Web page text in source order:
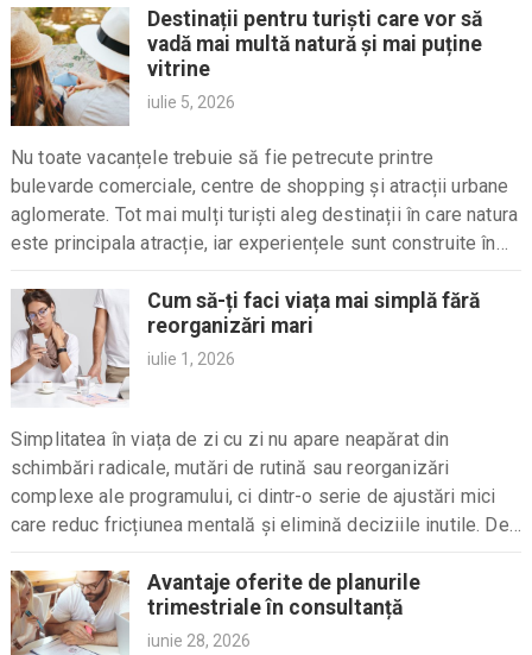
Destinații pentru turiști care vor să
vadă mai multă natură și mai puține
vitrine
iulie 5, 2026
Nu toate vacanțele trebuie să fie petrecute printre
bulevarde comerciale, centre de shopping și atracții urbane
aglomerate. Tot mai mulți turiști aleg destinații în care natura
este principala atracție, iar experiențele sunt construite în
Cum să-ți faci viața mai simplă fără
reorganizări mari
iulie 1, 2026
Simplitatea în viața de zi cu zi nu apare neapărat din
schimbări radicale, mutări de rutină sau reorganizări
complexe ale programului, ci dintr-o serie de ajustări mici
care reduc fricțiunea mentală și elimină deciziile inutile. De
Avantaje oferite de planurile
trimestriale în consultanță
iunie 28, 2026